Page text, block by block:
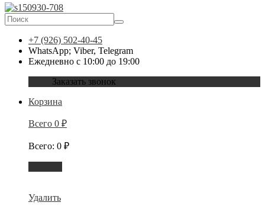
+7 (926) 502-40-45
WhatsApp; Viber, Telegram
Ежедневно с 10:00 до 19:00
Заказать звонок
Корзина
Всего 0 ₽
Всего: 0 ₽
Удалить